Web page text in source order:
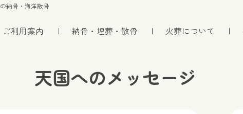
納骨・海洋散骨
ご利用案内 納骨・埋葬・散骨 火葬について
天国へのメッセージ